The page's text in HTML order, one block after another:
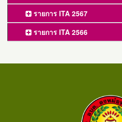
รายการ ITA 2567
รายการ ITA 2566